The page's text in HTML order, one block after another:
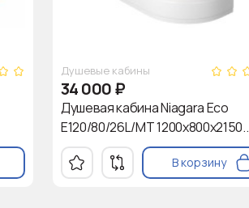
Душевые кабины
34 000₽
Душевая кабина Niagara Eco
E120/80/26L/MT 1200х800х2150..
В корзину